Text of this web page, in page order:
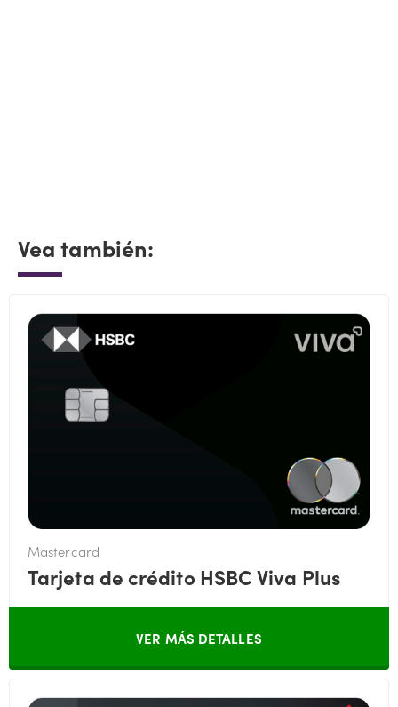
Vea también:
Mastercard
Tarjeta de crédito HSBC Viva Plus
VER MÁS DETALLES